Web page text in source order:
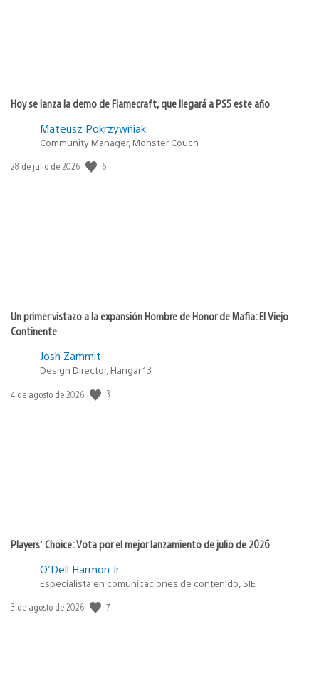
Hoy se lanza la demo de Flamecraft, que llegará a PS5 este año
Mateusz Pokrzywniak
Community Manager, Monster Couch
Fecha
28 de julio de 2026 6
Un primer vistazo a la expansión Hombre de Honor de Mafia: El Viejo
Continente
Josh Zammit
Design Director, Hangar 13
Fecha
4 de agosto de 2026 3
Players’ Choice: Vota por el mejor lanzamiento de julio de 2026
O'Dell Harmon Jr.
Especialista en comunicaciones de contenido, SIE
Fecha
3 de agosto de 2026 7